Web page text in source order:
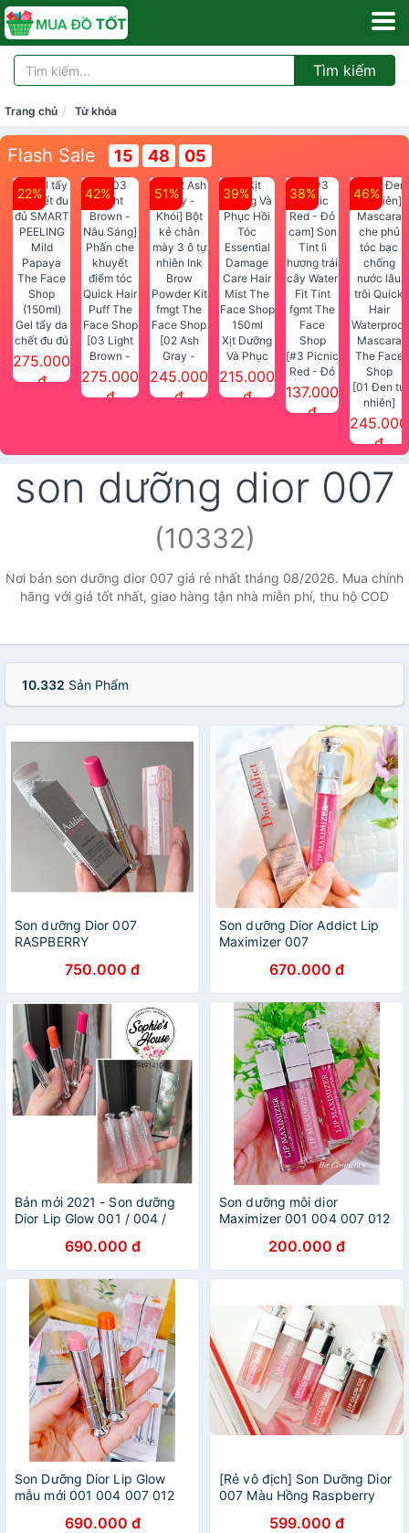
Tìm kiếm
Trang chủ Từ khóa
Flash Sale 15 48 04
22%
Gel tẩy da
chết đu đủ
SMART
PEELING
275.000
đ
42%
[03 Light
Brown -
Nâu Sáng]
Phấn che
275.000
đ
51%
[02 Ash
Gray -
Khói] Bột
kẻ chân
Face Shop
245.000
đ
39%
Xịt Dưỡng
Và Phục
Hồi Tóc
Essential
215.000
đ
38%
[#3 Picnic
Red - Đỏ
cam] Son
Face
Shop
137.000
đ
46%
[01 Đen tự
nhiên]
Mascara
che phủ
nước lâu
trôi Quick
Shop
245.000
đ
son dưỡng dior 007
(10332)
Nơi bán son dưỡng dior 007 giá rẻ nhất tháng 08/2026. Mua chính
hãng với giá tốt nhất, giao hàng tận nhà miễn phí, thu hộ COD
10.332 Sản Phẩm
Son dưỡng Dior 007
RASPBERRY
750.000 đ
Son dưỡng Dior Addict Lip
Maximizer 007
670.000 đ
Bản mới 2021 - Son dưỡng
Dior Lip Glow 001 / 004 /
690.000 đ
Son dưỡng môi dior
Maximizer 001 004 007 012
200.000 đ
Son Dưỡng Dior Lip Glow
mẫu mới 001 004 007 012
690.000 đ
[Rẻ vô địch] Son Dưỡng Dior
007 Màu Hồng Raspberry
599.000 đ